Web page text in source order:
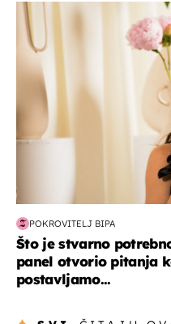
moda & ljepota
POKROVITELJ BIPA
Što je stvarno
panel otvorio pitanja
postavljamo...